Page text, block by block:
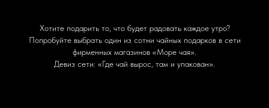
Хотите подарить то, что будет радовать каждое утро?
Попробуйте выбрать один из сотни чайных подарков в сети
фирменных магазинов «Море чая».
Девиз сети: «Где чай вырос, там и упакован».